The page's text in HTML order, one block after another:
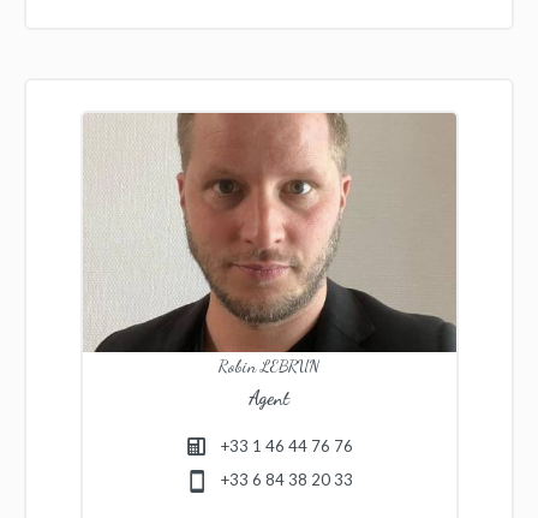
Robin LEBRUN
Agent
+33 1 46 44 76 76
+33 6 84 38 20 33